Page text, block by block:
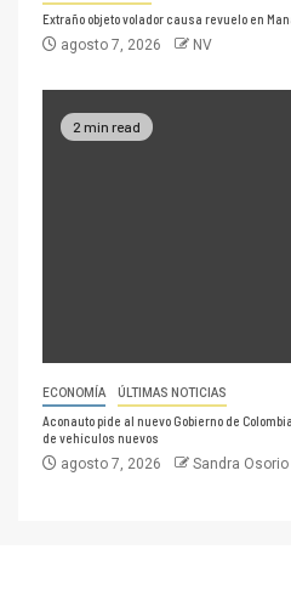
Extraño objeto volador causa revuelo en
agosto 7, 2026 NV
2 min read
ECONOMÍA ÚLTIMAS NOTICIAS
Aconauto pide al nuevo Gobierno de
de vehículos nuevos
agosto 7, 2026 Sandra Osorio